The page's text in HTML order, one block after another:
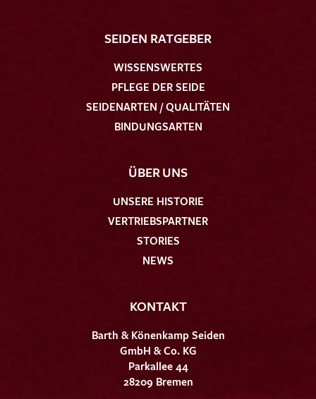
SEIDEN RATGEBER
WISSENSWERTES
PFLEGE DER SEIDE
SEIDENARTEN / QUALITÄTEN
BINDUNGSARTEN
ÜBER UNS
UNSERE HISTORIE
VERTRIEBSPARTNER
STORIES
NEWS
KONTAKT
Barth & Könenkamp Seiden
GmbH & Co. KG
Parkallee 44
28209 Bremen